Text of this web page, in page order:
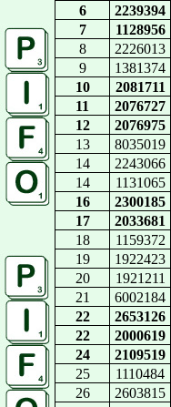
6
2239394
7
1128956
8
2226013
9
1381374
10
2081711
11
2076727
12
2076975
13
8035019
14
2243066
14
1131065
16
2300185
17
2033681
18
1159372
19
1922423
20
1921211
21
6002184
22
2653126
22
2000619
24
2109519
25
1110484
26
2603815